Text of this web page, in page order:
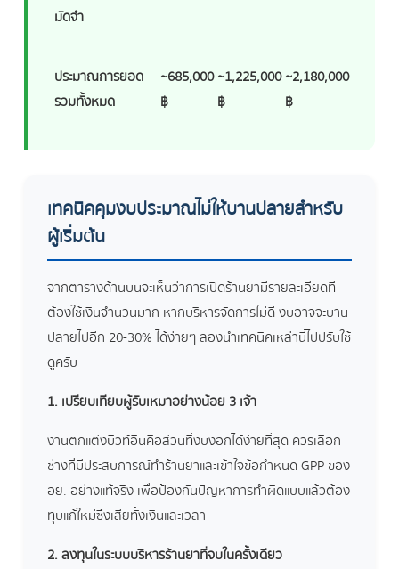
มัดจำ
ประมาณการยอด
รวมทั้งหมด
~685,000
฿
~1,225,000
฿
~2,180,000
฿
เทคนิคคุมงบประมาณไม่ให้บานปลายสำหรับ
ผู้เริ่มต้น
จากตารางด้านบนจะเห็นว่าการเปิดร้านยามีรายละเอียดที่
ต้องใช้เงินจำนวนมาก หากบริหารจัดการไม่ดี งบอาจจะบาน
ปลายไปอีก 20-30% ได้ง่ายๆ ลองนำเทคนิคเหล่านี้ไปปรับใช้
ดูครับ
1. เปรียบเทียบผู้รับเหมาอย่างน้อย 3 เจ้า
งานตกแต่งบิวท์อินคือส่วนที่งบงอกได้ง่ายที่สุด ควรเลือก
ช่างที่มีประสบการณ์ทำร้านยาและเข้าใจข้อกำหนด GPP ของ
อย. อย่างแท้จริง เพื่อป้องกันปัญหาการทำผิดแบบแล้วต้อง
ทุบแก้ใหม่ซึ่งเสียทั้งเงินและเวลา
2. ลงทุนในระบบบริหารร้านยาที่จบในครั้งเดียว